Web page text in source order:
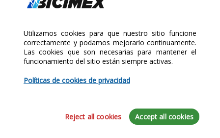
$35.00
Agregar al Carrito
Políticas de privacidad
Políticas de devolución
Copyright 2025 Bicimex®. All rights reserved. Today is Jueves,
Agosto 6, 2026
Utilizamos cookies para que nuestro sitio funcione
correctamente y podamos mejorarlo continuamente.
Las cookies que son necesarias para mantener el
funcionamiento del sitio están siempre activas.
Políticas de cookies de privacidad
Reject all cookies Accept all cookies